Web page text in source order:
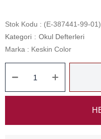
Stok Kodu
(E-387441-99-01)
Kategori : Okul Defterleri
Marka : Keskin Color